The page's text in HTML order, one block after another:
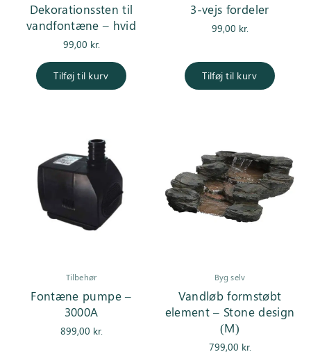
Dekorationssten til
vandfontæne – hvid
99,00 kr.
Tilføj til kurv
3-vejs fordeler
99,00 kr.
Tilføj til kurv
Tilbehør
Fontæne pumpe –
3000A
899,00 kr.
Byg selv
Vandløb formstøbt
element – Stone design
(M)
799,00 kr.